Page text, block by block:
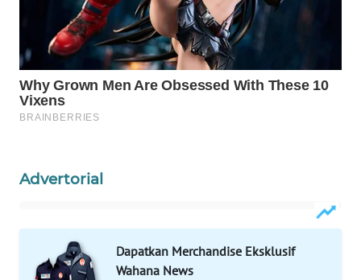
Advertorial
Dapatkan Merchandise Eksklusif
Wahana News
WAHANANEWS
NET
WAHANA
SPORT
WAHANA
PERSONA